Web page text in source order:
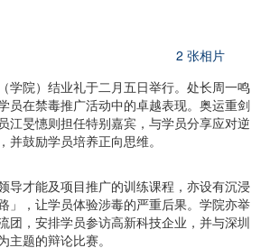
2 张相片
学院）结业礼于二月五日举行。处长周一鸣
员在禁毒推广活动中的卓越表现。奥运重剑
江旻憓则担任特别嘉宾，与学员分享应对逆
并鼓励学员培养正向思维。
导才能及项目推广的训练课程，亦设有沉浸
」，让学员体验涉毒的严重后果。学院亦举
团，安排学员参访高新科技企业，并与深圳
题的辩论比赛。